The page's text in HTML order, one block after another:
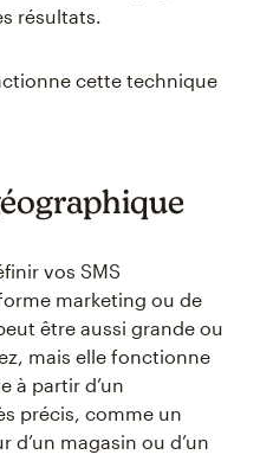
résultats.
cette technique
vos SMS
marketing ou de
être aussi grande ou
mais elle fonctionne
à partir d’un
précis, comme un
d’un magasin ou d’un